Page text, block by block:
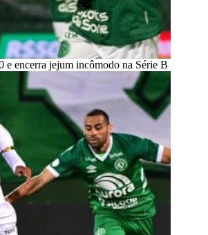
e encerra jejum incômodo na Série B